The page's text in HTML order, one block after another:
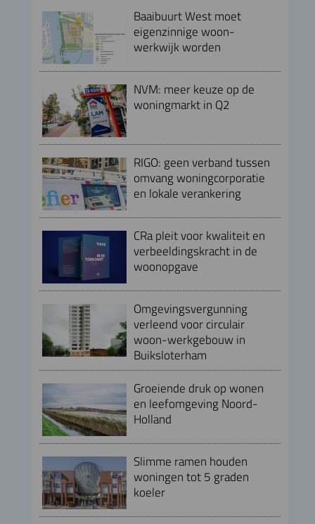
Baaibuurt West moet
eigenzinnige woon-
werkwijk worden
NVM: meer keuze op de
woningmarkt in Q2
RIGO: geen verband tussen
omvang woningcorporatie
en lokale verankering
CRa pleit voor kwaliteit en
verbeeldingskracht in de
woonopgave
Omgevingsvergunning
verleend voor circulair
woon-werkgebouw in
Buiksloterham
Groeiende druk op wonen
en leefomgeving Noord-
Holland
Slimme ramen houden
woningen tot 5 graden
koeler